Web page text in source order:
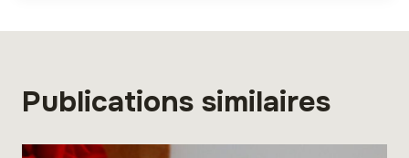
Publications similaires